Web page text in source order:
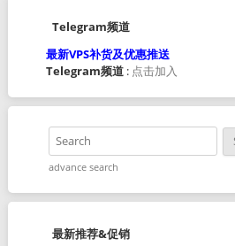
Telegram频道
最新VPS补货及优惠推送
Telegram频道: 点击加入
advance search
最新推荐&促销